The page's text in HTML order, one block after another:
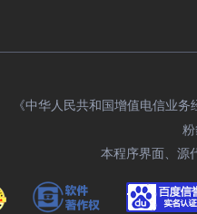
《中华人民共和国增值电信业
本程序界面、源